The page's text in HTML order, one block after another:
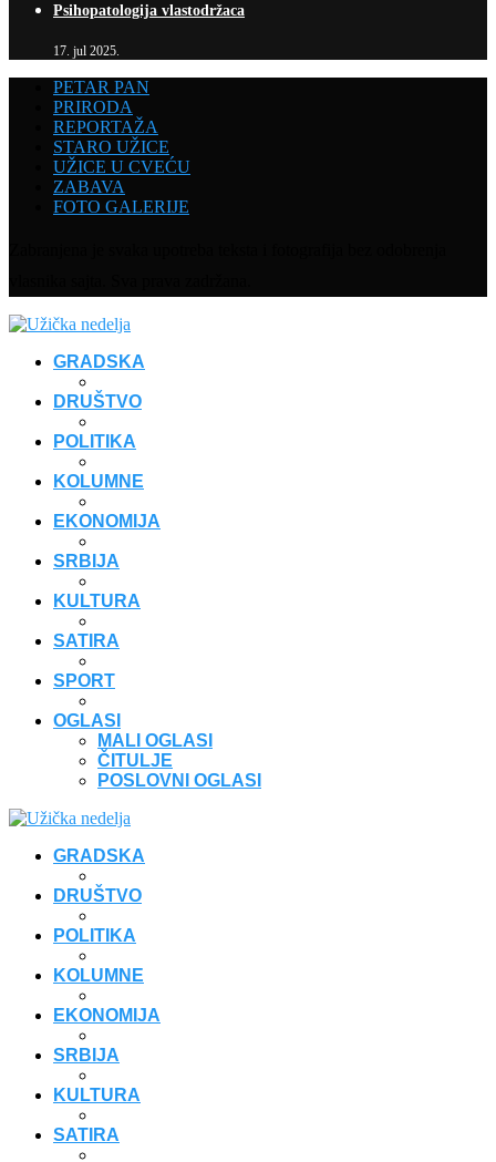
Psihopatologija vlastodržaca
17. jul 2025.
PETAR PAN
PRIRODA
REPORTAŽA
STARO UŽICE
UŽICE U CVEĆU
ZABAVA
FOTO GALERIJE
GRADSKA
DRUŠTVO
POLITIKA
KOLUMNE
EKONOMIJA
SRBIJA
KULTURA
SATIRA
SPORT
OGLASI
MALI OGLASI
ČITULJE
POSLOVNI OGLASI
GRADSKA
DRUŠTVO
POLITIKA
KOLUMNE
EKONOMIJA
SRBIJA
KULTURA
SATIRA